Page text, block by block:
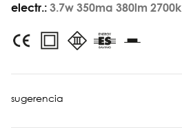
electr.: 3.7w 350ma 380lm 2700k
sugerencia